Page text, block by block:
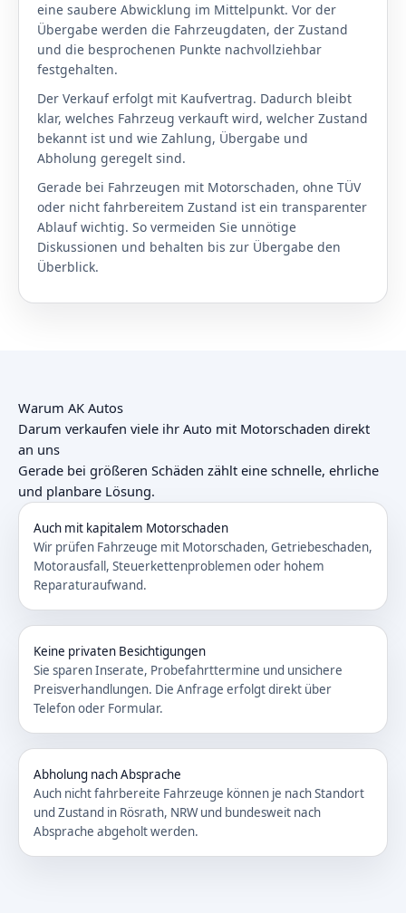
eine saubere Abwicklung im Mittelpunkt. Vor der
Übergabe werden die Fahrzeugdaten, der Zustand
und die besprochenen Punkte nachvollziehbar
festgehalten.
Der Verkauf erfolgt mit Kaufvertrag. Dadurch bleibt
klar, welches Fahrzeug verkauft wird, welcher Zustand
bekannt ist und wie Zahlung, Übergabe und
Abholung geregelt sind.
Gerade bei Fahrzeugen mit Motorschaden, ohne TÜV
oder nicht fahrbereitem Zustand ist ein transparenter
Ablauf wichtig. So vermeiden Sie unnötige
Diskussionen und behalten bis zur Übergabe den
Überblick.
Warum AK Autos
Darum verkaufen viele ihr Auto mit Motorschaden direkt
an uns
Gerade bei größeren Schäden zählt eine schnelle, ehrliche
und planbare Lösung.
Auch mit kapitalem Motorschaden
Wir prüfen Fahrzeuge mit Motorschaden, Getriebeschaden,
Motorausfall, Steuerkettenproblemen oder hohem
Reparaturaufwand.
Keine privaten Besichtigungen
Sie sparen Inserate, Probefahrttermine und unsichere
Preisverhandlungen. Die Anfrage erfolgt direkt über
Telefon oder Formular.
Abholung nach Absprache
Auch nicht fahrbereite Fahrzeuge können je nach Standort
und Zustand in Rösrath, NRW und bundesweit nach
Absprache abgeholt werden.